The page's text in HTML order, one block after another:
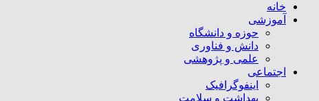
خانه
آموزشی
حوزه و دانشگاه
دانش و فناوری
علمی و پژوهشی
اجتماعی
اینفوگرافیک
بهداشت و سلامت